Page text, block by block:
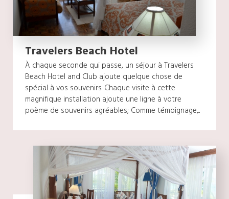
Travelers Beach Hotel
À chaque seconde qui passe, un séjour à Travelers
Beach Hotel and Club ajoute quelque chose de
spécial à vos souvenirs. Chaque visite à cette
magnifique installation ajoute une ligne à votre
poème de souvenirs agréables; Comme témoignage,...